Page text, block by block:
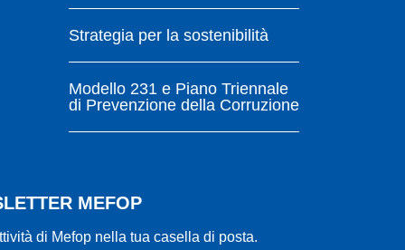
Strategia per la sostenibilità
Modello 231 e Piano Triennale
di Prevenzione della Corruzione
MEFOP
di Mefop nella tua casella di posta.